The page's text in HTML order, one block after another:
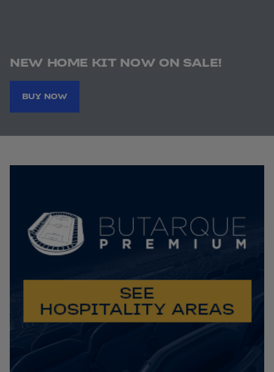
NEW HOME KIT NOW ON SALE!
BUY NOW